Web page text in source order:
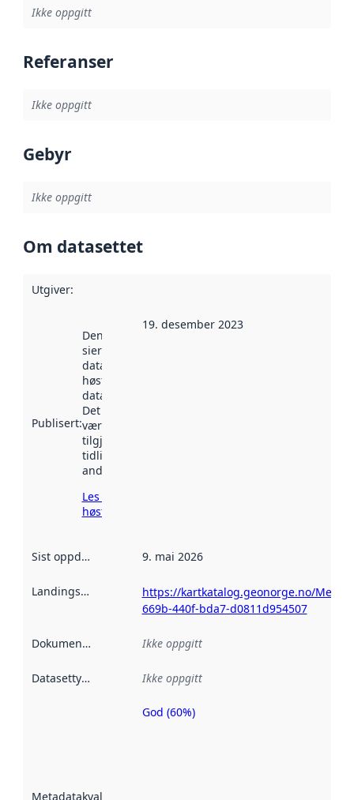
Ikke oppgitt
Referanser
Ikke oppgitt
Gebyr
Ikke oppgitt
Om datasettet
Utgiver:
Publisert:
Denne datoen
sier når
datasettet ble
høstet av
data.norge.no.
Det kan ha
vært
tilgjengelig
tidligere
andre steder.
Les mer om
høsting her
19. desember 2023
Sist oppdatert 9. mai 2026
Landingsside
https://kartkatalog.geonorge.no/
669b-440f-bda7-d0811d954507
Dokumentasjon Ikke oppgitt
Datasettype Ikke oppgitt
Metadatakvalitet
Metadatakvalitet
God (60%)